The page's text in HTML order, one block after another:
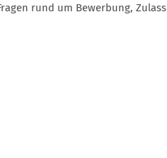
rund um Bewerbung,